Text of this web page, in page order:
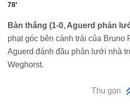
78'
Bàn thắng (1-0, Aguerd phản
phạt góc bên cánh trái của Bruno
Aguerd đánh đầu phản lưới nhà
Weghorst.
Thu gọn